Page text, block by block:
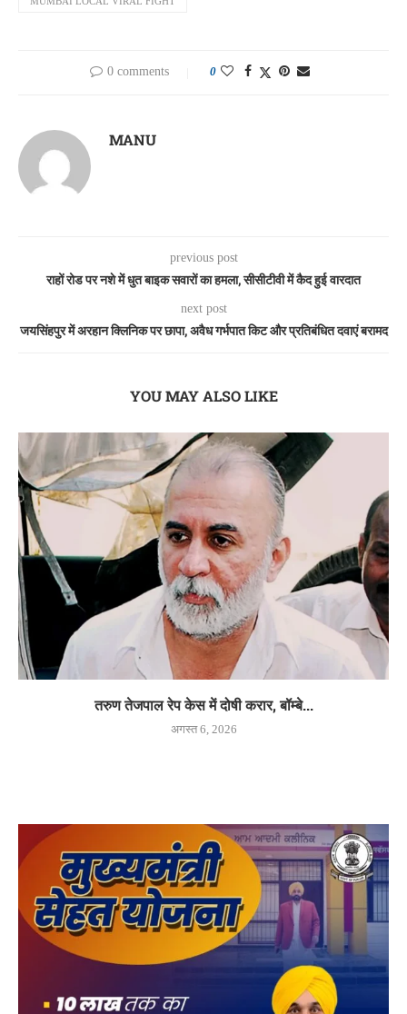
0 comments 0
MANU
previous post
राहों रोड पर नशे में धुत बाइक सवारों का हमला, सीसीटीवी में कैद हुई वारदात
next post
जयसिंहपुर में अरहान क्लिनिक पर छापा, अवैध गर्भपात किट और प्रतिबंधित दवाएं बरामद
YOU MAY ALSO LIKE
तरुण तेजपाल रेप केस में दोषी करार, बॉम्बे...
अगस्त 6, 2026